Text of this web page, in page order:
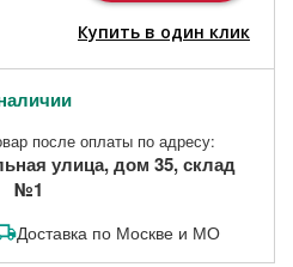
Купить в один клик
после оплаты по адресу:
улица, дом 35, склад
№1
Доставка по Москве и МО